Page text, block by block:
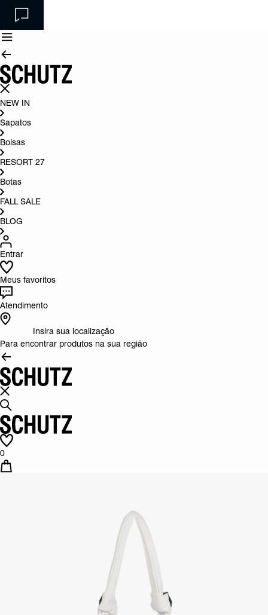
NEW IN
Sapatos
Bolsas
RESORT 27
Botas
FALL SALE
BLOG
Entrar
Meus favoritos
Atendimento
Insira sua localização
Para encontrar produtos na sua região
0